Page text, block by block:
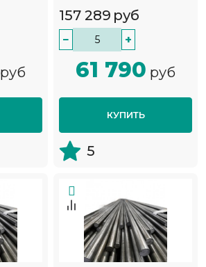
руб
157 289 руб
− +
61 790 руб
КУПИТЬ
5